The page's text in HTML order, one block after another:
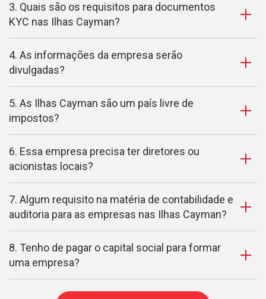
3. Quais são os requisitos para documentos
KYC nas Ilhas Cayman?
4. As informações da empresa serão
divulgadas?
5. As Ilhas Cayman são um país livre de
impostos?
6. Essa empresa precisa ter diretores ou
acionistas locais?
7. Algum requisito na matéria de contabilidade e
auditoria para as empresas nas Ilhas Cayman?
8. Tenho de pagar o capital social para formar
uma empresa?